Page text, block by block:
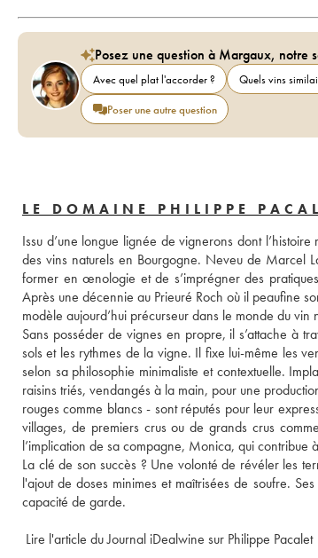
Posez une question à Margaux, notre
Avec quel plat l'accorder ? Quels vins
Poser une autre question
LE DOMAINE PHILIPPE
Issu d’une longue lignée de vignerons dont
des vins naturels en Bourgogne. Neveu de Marcel
former en œnologie et de s’imprégner des
Après une décennie au Prieuré Roch où il peaufine
modèle aujourd’hui précurseur dans le monde du vin
Sans posséder de vignes en propre, il s’attache à
sols et les rythmes de la vigne. Il fixe lui-même les
selon sa philosophie minimaliste et contextuelle.
raisins triés, vendangés à la main, pour une
rouges comme blancs - sont réputés pour leur
villages, de premiers crus ou de grands crus
l’implication de sa compagne, Monica, qui
La clé de son succès ? Une volonté de révéler les
l'ajout de doses minimes et maîtrisées de soufre.
capacité de garde.
Lire l'article du Journal iDealwine sur Philippe Pacalet